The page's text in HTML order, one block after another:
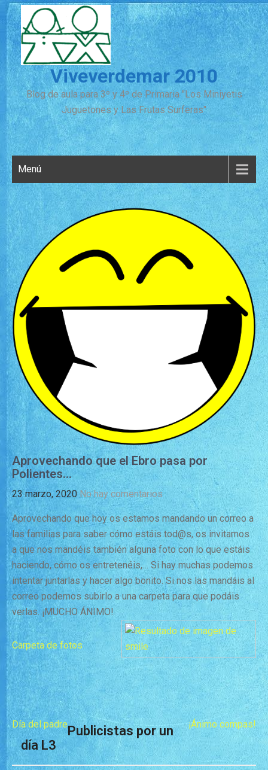
Viveverdemar 2010
Blog de aula para 3º y 4º de Primaria "Los Miniyetis
Juguetones y Las Frutas Surferas"
Menú
Aprovechando que el Ebro pasa por
Polientes…
23 marzo, 2020 No hay comentarios
Aprovechando que hoy os estamos mandando un correo a
las familias para saber cómo estáis tod@s, os invitamos
a que nos mandéis también alguna foto con lo que estáis
haciendo, cómo os entretenéis,… Si hay muchas podemos
intentar juntarlas y hacer algo bonito. Si nos las mandáis al
correo podemos subirlo a una carpeta para que podáis
verlas. ¡MUCHO ÁNIMO!
Carpeta de fotos
Día del padre ¡Ánimo compas!
Publicistas por un
día L3